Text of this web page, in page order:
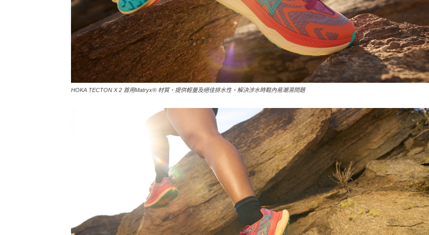
HOKA TECTON X 2 首用Matryx® 材質，提供輕量及絕佳排水性，解決涉水時鞋內易潮濕問題